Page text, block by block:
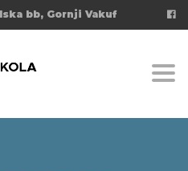
bb, Gornji Vakuf